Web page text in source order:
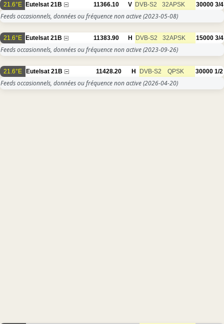
21.6°E Eutelsat 21B 11366.10 V DVB-S2 32APSK 30000 3/4
Feeds occasionnels, données ou fréquence non active(2023-05-08)
21.6°E Eutelsat 21B 11383.90 H DVB-S2 32APSK 15000 3/4
Feeds occasionnels, données ou fréquence non active(2023-09-26)
21.6°E Eutelsat 21B 11428.20 H DVB-S2 QPSK 30000 1/2
Feeds occasionnels, données ou fréquence non active(2026-04-20)